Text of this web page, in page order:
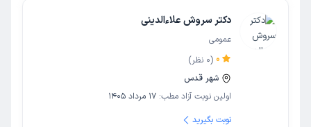
دکتر سروش علاءالدینی
عمومی
0
(
0 نظر)
شهر قدس
اولین نوبت آزاد مطب: 17 مرداد 1405
نوبت بگیرید